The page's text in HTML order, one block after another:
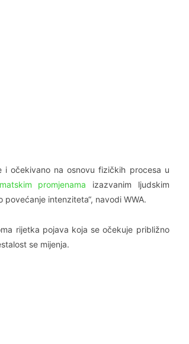
i očekivano na osnovu fizičkih procesa u
promjenama izazvanim ljudskim
intenziteta“, navodi WWA.
rijetka pojava koja se očekuje približno
se mijenja.